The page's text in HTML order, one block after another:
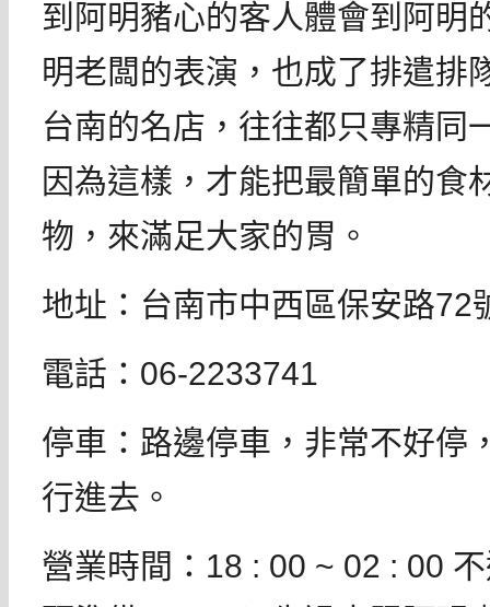
到阿明豬心的客人體會到阿明
明老闆的表演，也成了排遣排
台南的名店，往往都只專精同
因為這樣，才能把最簡單的食
物，來滿足大家的胃。
地址：台南市中西區保安路72
電話：06-2233741
停車：路邊停車，非常不好停
行進去。
營業時間：18 : 00 ~ 02 : 00